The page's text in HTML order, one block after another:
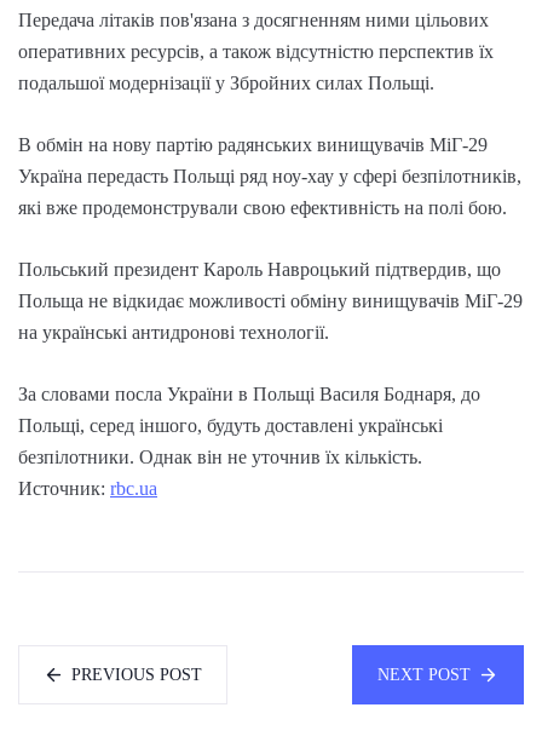
Передача літаків пов'язана з досягненням ними цільових
оперативних ресурсів, а також відсутністю перспектив їх
подальшої модернізації у Збройних силах Польщі.
В обмін на нову партію радянських винищувачів МіГ-29
Україна передасть Польщі ряд ноу-хау у сфері безпілотників,
які вже продемонстрували свою ефективність на полі бою.
Польський президент Кароль Навроцький підтвердив, що
Польща не відкидає можливості обміну винищувачів МіГ-29
на українські антидронові технології.
За словами посла України в Польщі Василя Боднаря, до
Польщі, серед іншого, будуть доставлені українські
безпілотники. Однак він не уточнив їх кількість.
Источник: rbc.ua
PREVIOUS POST NEXT POST